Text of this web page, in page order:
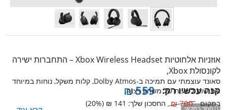
אוזניות אלחוטיות Xbox Wireless Headset – התחברות ישירה
לקונסולת Xbox,
סאונד עוצמתי עם תמיכה ב-Dolby Atmos, קלות משקל, נוחות במיוחד
וגמישות לשעות של משחק רצוף.
חסר במלאי 
קנה עכשיו רק: 559
₪
במקום 700
₪ החסכון שלך: 141
₪
(
20%)